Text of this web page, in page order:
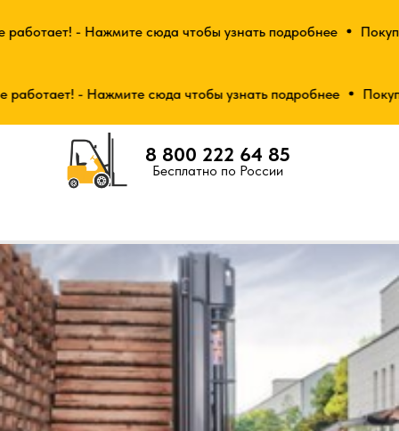
- Нажмите сюда чтобы узнать подробнее Покупай
- Нажмите сюда чтобы узнать подробнее Покупай
8 800 222 64 85
Бесплатно по России